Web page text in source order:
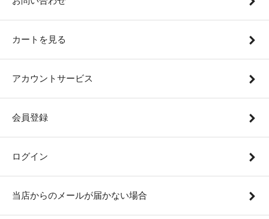
カートを見る
アカウントサービス
会員登録
ログイン
当店からのメールが届かない場合